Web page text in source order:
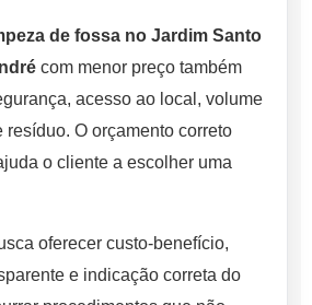
de fossa no Jardim Santo
com menor preço também
acesso ao local, volume
resíduo. O orçamento correto
o cliente a escolher uma
oferecer custo-benefício,
e indicação correta do